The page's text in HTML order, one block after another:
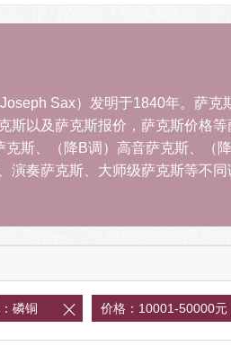
Sax）发明于1840年。萨
以及萨克斯报价，萨克斯价格
斯、（降B调）高音萨克斯、（
奏萨克斯、大师级萨克斯等不
磷铜  价格：10001-50000元